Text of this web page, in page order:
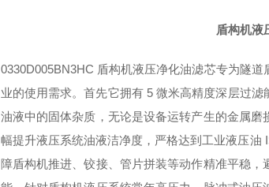
盾构机液
0330D005BN3HC 盾构机液压净化油滤芯专为隧
业的使用需求。首先它拥有 5 微米高精度深层过
油液中的固体杂质，无论是设备运转产生的金属
幅提升液压系统油液洁净度，严格达到工业液压
障盾构机推进、铰接、管片拼装等动作精准平稳